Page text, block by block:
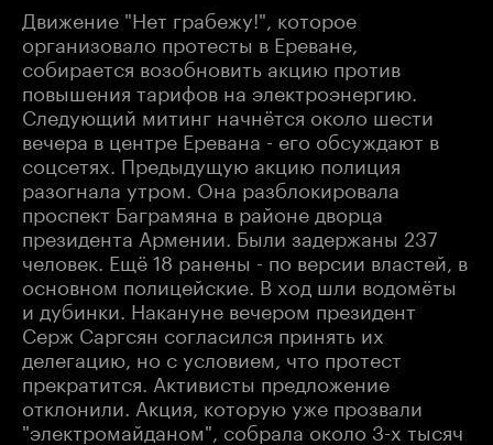
Движение "Нет грабежу!", которое
организовало протесты в Ереване,
собирается возобновить акцию против
повышения тарифов на электроэнергию.
Следующий митинг начнётся около шести
вечера в центре Еревана - его обсуждают в
соцсетях. Предыдущую акцию полиция
разогнала утром. Она разблокировала
проспект Баграмяна в районе дворца
президента Армении. Были задержаны 237
человек. Ещё 18 ранены - по версии властей, в
основном полицейские. В ход шли водомёты
и дубинки. Накануне вечером президент
Серж Саргсян согласился принять их
делегацию, но с условием, что протест
прекратится. Активисты предложение
отклонили. Акция, которую уже прозвали
"электромайданом", собрала около 3-х тысяч